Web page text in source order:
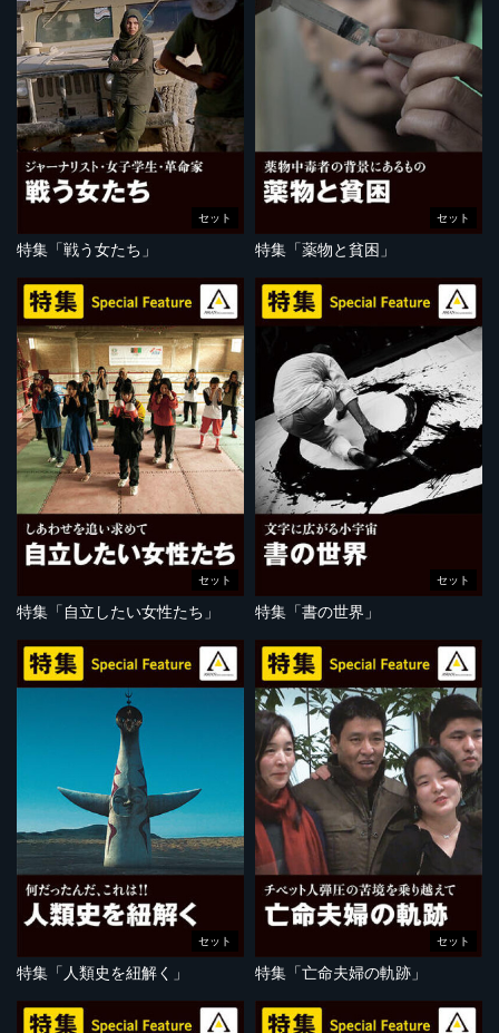
セット
特集「戦う女たち」
セット
特集「薬物と貧困」
セット
特集「自立したい女性たち」
セット
特集「書の世界」
セット
特集「人類史を紐解く」
セット
特集「亡命夫婦の軌跡」